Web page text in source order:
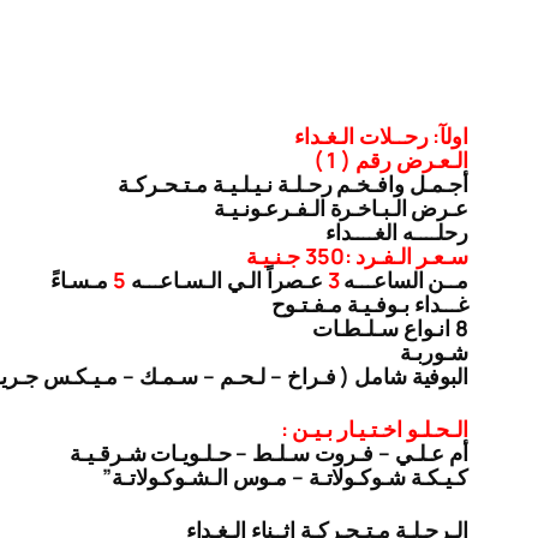
اولآ: رحــلات الـغـداء
الـعـرض رقم ( 1 )
أجـمـل وافـخـم رحـلـة نـيـلـيـة مـتـحـركـة
عـرض الـبـاخـرة الـفـرعـونـيـة
رحلــــه الغــــداء
سـعـر الـفـرد :350 جـنـيـة
مــن الساعـــه3 عـصراً الـي الـسـاعـــه 5 مـسـاءً
غـــداء بـوفـيـة مـفـتـوح
8 انـواع سـلـطـات
شـوربـة
البوفية شامل ( فـراخ – لـحـم – سـمـك – مـيـكـس
الـحـلـو اخـتـيـار بـيـن :
أم عـلـي – فـروت سـلـط – حـلـويـات شـرقـيـة
كـيـكـة شـوكـولاتـة – مـوس الـشـوكـولاتـة”
الـرحـلـة مـتـحـركـة اثــناء الـغـداء